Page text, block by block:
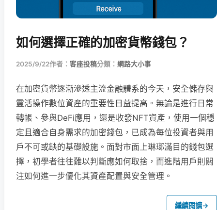
如何選擇正確的加密貨幣錢包？
2025/9/22作者： 客座投稿分類： 網路大小事
在加密貨幣逐漸滲透主流金融體系的今天，安全儲存與
靈活操作數位資產的重要性日益提高。無論是進行日常
轉帳、參與DeFi應用，還是收發NFT資產，使用一個穩
定且適合自身需求的加密錢包，已成為每位投資者與用
戶不可或缺的基礎設施。面對市面上琳瑯滿目的錢包選
擇，初學者往往難以判斷應如何取捨，而進階用戶則關
注如何進一步優化其資產配置與安全管理。
繼續閱讀→